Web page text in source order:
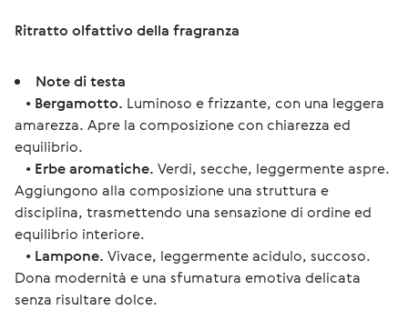
Ritratto olfattivo della fragranza
Note di testa
• Bergamotto. Luminoso e frizzante, con una leggera
amarezza. Apre la composizione con chiarezza ed
equilibrio.
• Erbe aromatiche. Verdi, secche, leggermente aspre.
Aggiungono alla composizione una struttura e
disciplina, trasmettendo una sensazione di ordine ed
equilibrio interiore.
• Lampone. Vivace, leggermente acidulo, succoso.
Dona modernità e una sfumatura emotiva delicata
senza risultare dolce.